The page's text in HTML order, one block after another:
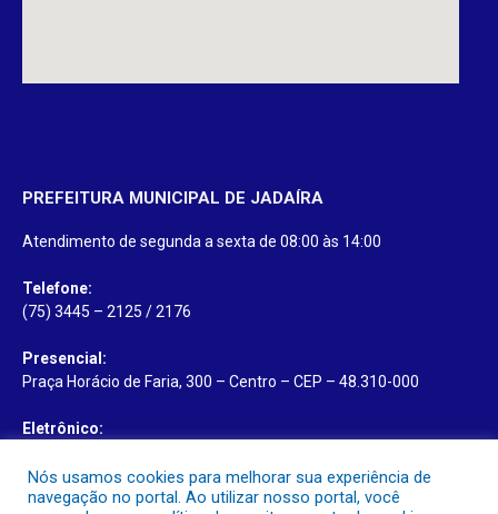
PREFEITURA MUNICIPAL DE JADAÍRA
Atendimento de segunda a sexta de 08:00 às 14:00
Telefone:
(75) 3445 – 2125 / 2176
Presencial:
Praça Horácio de Faria, 300 – Centro – CEP – 48.310-000
Eletrônico:
Nós usamos cookies para melhorar sua experiência de
navegação no portal. Ao utilizar nosso portal, você